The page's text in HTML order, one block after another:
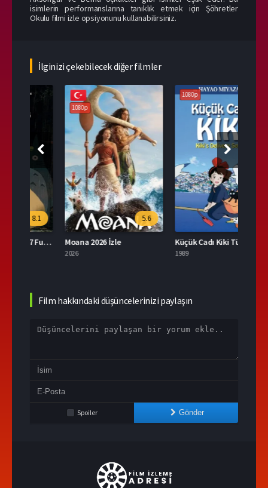
isimlerin performanslarına tanıklık etmek için Şöhretler
Okulu filmi izle opsiyonunu kullanabilirsiniz.
İlginizi çekebilecek diğer filmler
5.6
Moana 2026 İzle
7.8
Küçük Cadı Kiki Türkçe Dublaj İzle
Film hakkındaki düşüncelerinizi paylaşın
Spoiler Gönder